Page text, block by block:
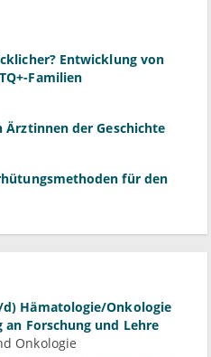
Entwicklung von
Familien
Ärztinnen der Geschichte
für den
Hämatologie/Onkologie
Forschung und Lehre
Onkologie